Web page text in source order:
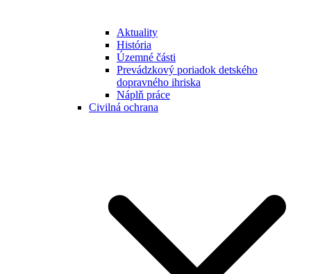
Aktuality
História
Územné části
Prevádzkový poriadok detského
dopravného ihriska
Náplň práce
Civilná ochrana